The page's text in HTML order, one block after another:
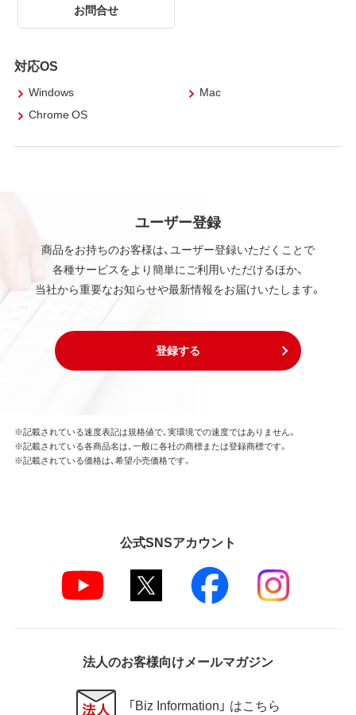
お問合せ
対応OS
Windows
Mac
Chrome OS
ユーザー登録
商品をお持ちのお客様は、ユーザー登録いただくことで
各種サービスをより簡単にご利用いただけるほか、
当社から重要なお知らせや最新情報をお届けいたします。
登録する
※記載されている速度表記は規格値で、実環境での速度ではありません。
※記載されている各商品名は、一般に各社の商標または登録商標です。
※記載されている価格は、希望小売価格です。
公式SNSアカウント
法人のお客様向けメールマガジン
「Biz Information」 はこちら